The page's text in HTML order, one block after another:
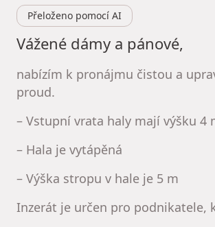
Přeloženo pomocí AI
Vážené dámy a pánové,
nabízím k pronájmu čistou a
proud.
– Vstupní vrata haly mají výšku 4
– Hala je vytápěná
– Výška stropu v hale je 5 m
Inzerát je určen pro podnikatele,